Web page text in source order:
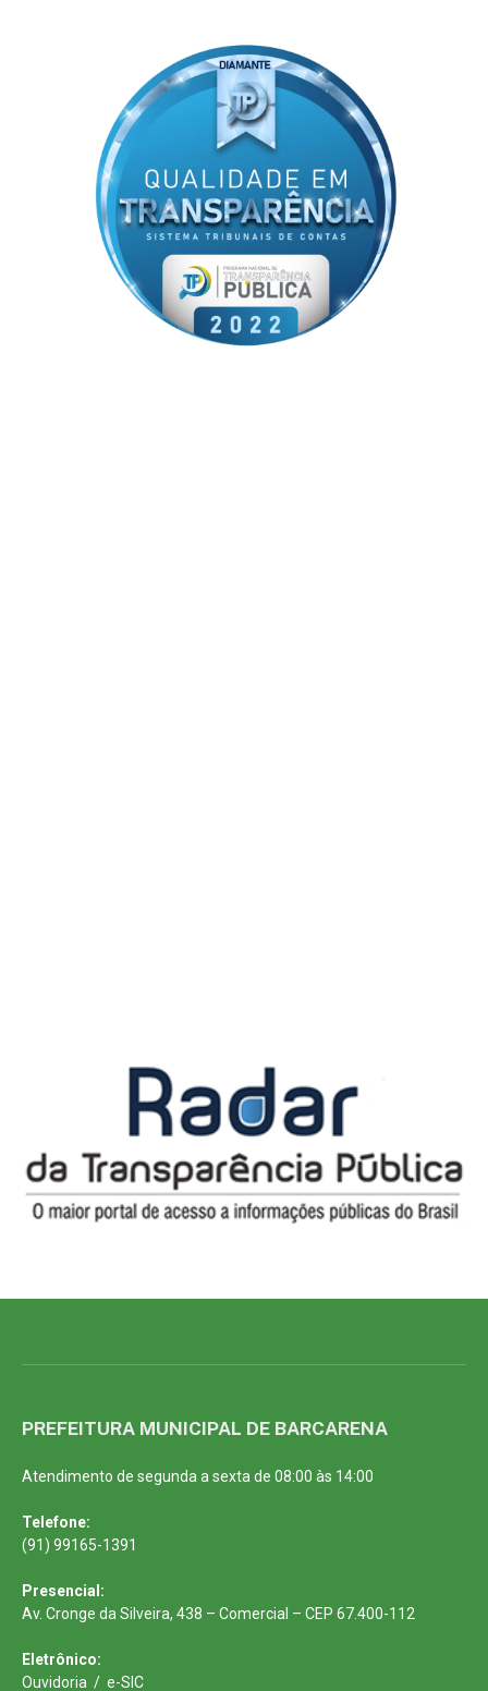
PREFEITURA MUNICIPAL DE BARCARENA
Atendimento de segunda a sexta de 08:00 às 14:00
Telefone:
(91) 99165-1391
Presencial:
Av. Cronge da Silveira, 438 – Comercial – CEP 67.400-112
Eletrônico:
Ouvidoria / e-SIC